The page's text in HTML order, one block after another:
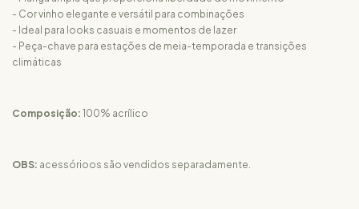
- Cor vinho elegante e versátil para combinações
- Ideal para looks casuais e momentos de lazer
- Peça-chave para estações de meia-temporada e transições
climáticas
Composição: 100% acrílico
OBS: acessórioos são vendidos separadamente.